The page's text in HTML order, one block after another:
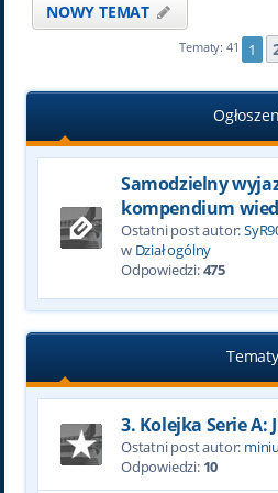
NOWY TEMAT
Tematy: 41 1
Samodzielny
kompendium
Ostatni post autor:
w Dział ogólny
Odpowiedzi:475
Tematy
3. Kolejka Serie A:
Ostatni post autor:
Odpowiedzi: 10